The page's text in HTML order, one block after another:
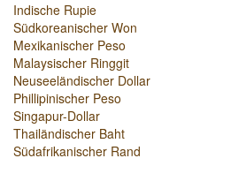
Indische Rupie
Südkoreanischer Won
Mexikanischer Peso
Malaysischer Ringgit
Neuseeländischer Dollar
Phillipinischer Peso
Singapur-Dollar
Thailändischer Baht
Südafrikanischer Rand